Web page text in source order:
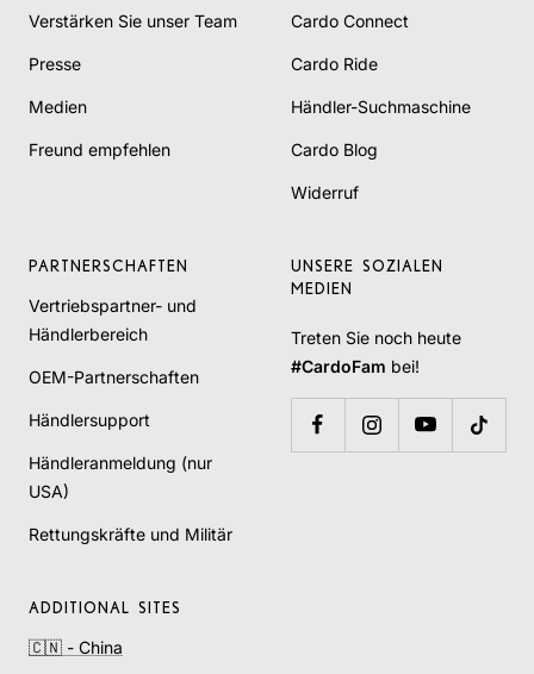
Verstärken Sie unser Team
Presse
Medien
Freund empfehlen
Cardo Connect
Cardo Ride
Händler-Suchmaschine
Cardo Blog
Widerruf
PARTNERSCHAFTEN
Vertriebspartner- und
Händlerbereich
OEM-Partnerschaften
Händlersupport
Händleranmeldung (nur
USA)
Rettungskräfte und Militär
UNSERE SOZIALEN
MEDIEN
Treten Sie noch heute
#CardoFam bei!
ADDITIONAL SITES
🇨🇳 - China